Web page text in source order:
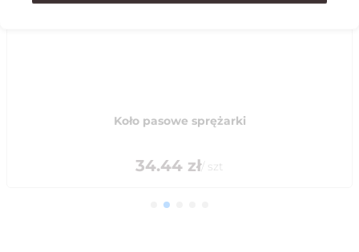
Koło pasowe sprężarki
34.44 zł/ szt